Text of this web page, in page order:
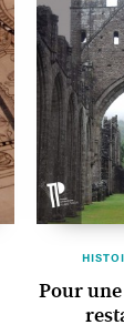
Pour